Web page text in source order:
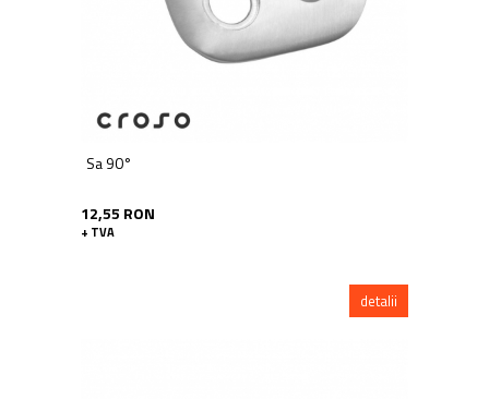
Sa 90°
12,55 RON
+ TVA
detalii